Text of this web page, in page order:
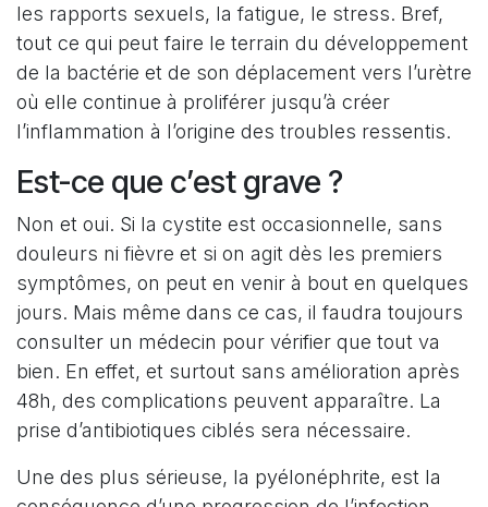
les rapports sexuels, la fatigue, le stress. Bref,
tout ce qui peut faire le terrain du développement
de la bactérie et de son déplacement vers l’urètre
où elle continue à proliférer jusqu’à créer
l’inflammation à l’origine des troubles ressentis.
Est-ce que c’est grave ?
Non et oui. Si la cystite est occasionnelle, sans
douleurs ni fièvre et si on agit dès les premiers
symptômes, on peut en venir à bout en quelques
jours. Mais même dans ce cas, il faudra toujours
consulter un médecin pour vérifier que tout va
bien. En effet, et surtout sans amélioration après
48h, des complications peuvent apparaître. La
prise d’antibiotiques ciblés sera nécessaire.
Une des plus sérieuse, la pyélonéphrite, est la